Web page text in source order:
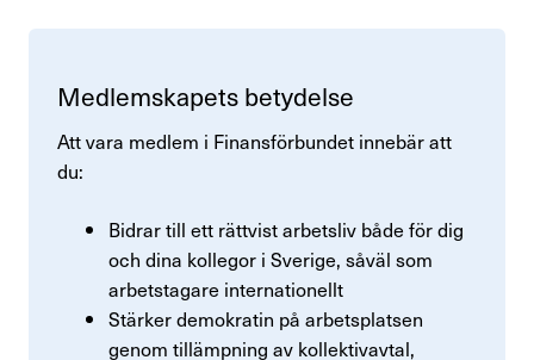
Medlem­ska­pets bety­delse
Att vara medlem i Finansförbundet innebär att
du:
Bidrar till ett rättvist arbetsliv både för dig
och dina kollegor i Sverige, såväl som
arbetstagare internationellt
Stärker demokratin på arbetsplatsen
genom tillämpning av kollektivavtal,